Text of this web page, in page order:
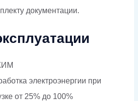
документации.
электроэнергии при
от 25% до 100%